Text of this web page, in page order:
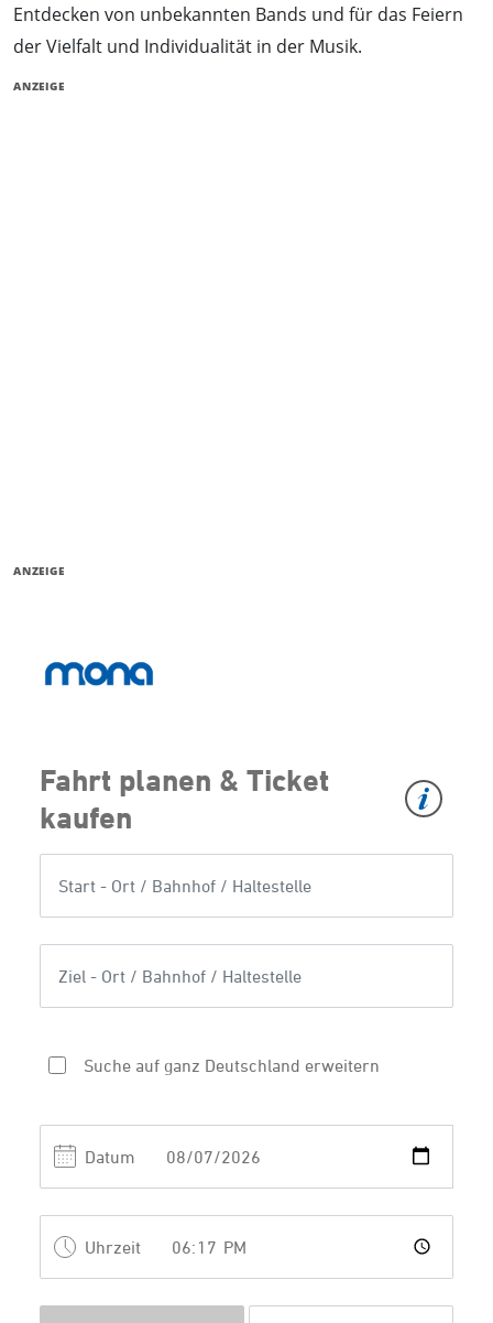
Entdecken von unbekannten Bands und für das Feiern
der Vielfalt und Individualität in der Musik.
ANZEIGE
ANZEIGE